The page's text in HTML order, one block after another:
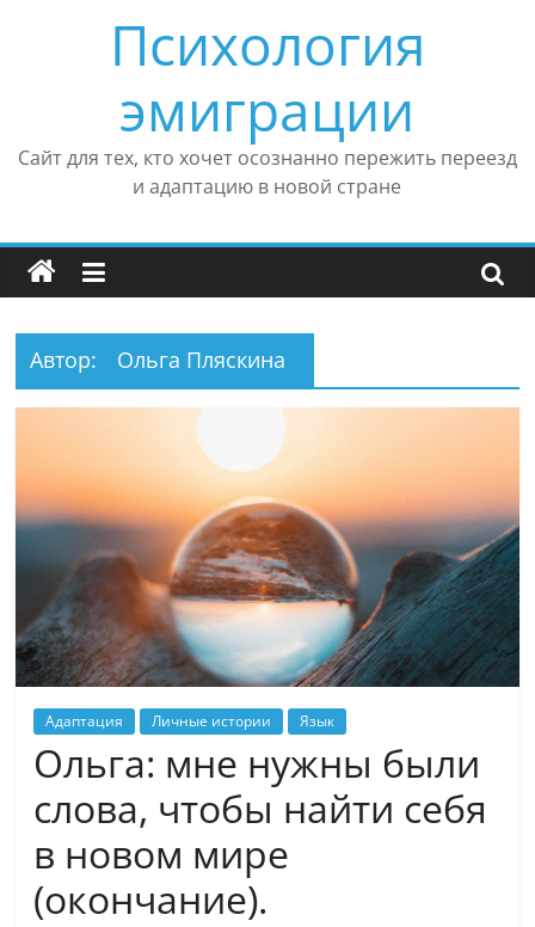
содержимомуПсихология
эмиграции
Сайт для тех, кто хочет осознанно пережить переезд
и адаптацию в новой стране
Автор: Ольга Пляскина
Адаптация Личные истории Язык
Ольга: мне нужны были
слова, чтобы найти себя
в новом мире
(окончание).